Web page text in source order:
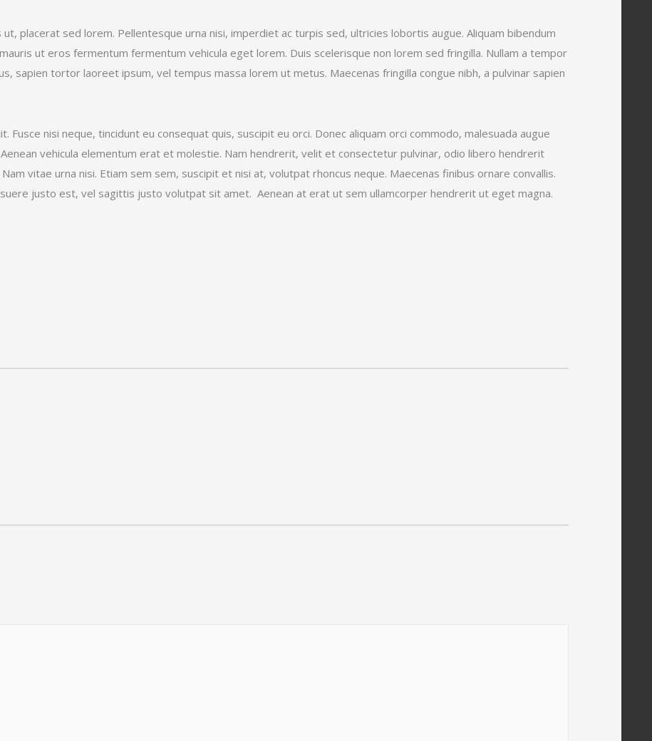
placerat sed lorem. Pellentesque urna nisi, imperdiet ac turpis sed, ultricies lobortis augue. Aliquam bibendum
ut eros fermentum fermentum vehicula eget lorem. Duis scelerisque non lorem sed fringilla. Nullam a tempor
sapien tortor laoreet ipsum, vel tempus massa lorem ut metus. Maecenas fringilla congue nibh, a pulvinar sapien
Fusce nisi neque, tincidunt eu consequat quis, suscipit eu orci. Donec aliquam orci commodo, malesuada augue
vehicula elementum erat et molestie. Nam hendrerit, velit et consectetur pulvinar, odio libero hendrerit
vitae urna nisi. Etiam sem sem, suscipit et nisi at, volutpat rhoncus neque. Maecenas finibus ornare convallis.
justo est, vel sagittis justo volutpat sit amet. Aenean at erat ut sem ullamcorper hendrerit ut eget magna.